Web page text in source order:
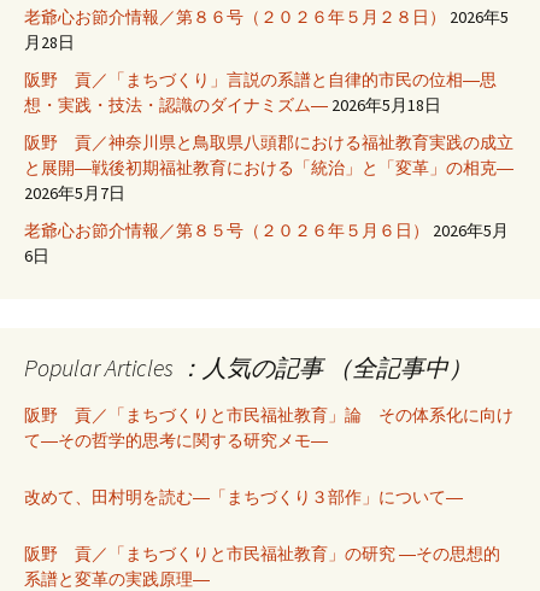
老爺心お節介情報／第８６号（２０２６年５月２８日）
2026年5
月28日
阪野 貢／「まちづくり」言説の系譜と自律的市民の位相―思
想・実践・技法・認識のダイナミズム― 2026年5月18日
阪野 貢／神奈川県と鳥取県八頭郡における福祉教育実践の成立
と展開―戦後初期福祉教育における「統治」と「変革」の相克―
2026年5月7日
老爺心お節介情報／第８５号（２０２６年５月６日）
2026年5月
6日
Popular Articles ：人気の記事 （全記事中）
阪野 貢／「まちづくりと市民福祉教育」論 その体系化に向け
て―その哲学的思考に関する研究メモ―
改めて、田村明を読む―「まちづくり３部作」について―
阪野 貢／「まちづくりと市民福祉教育」の研究 ―その思想的
系譜と変革の実践原理―